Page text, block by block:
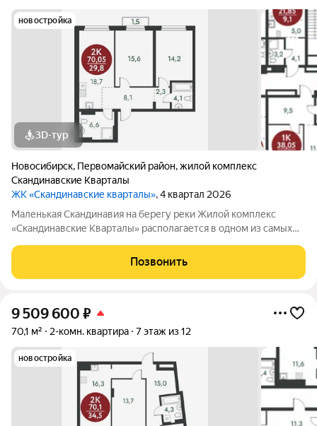
новостройка
3D-тур
Новосибирск, Первомайский район,жилой комплекс
Скандинавские Кварталы
ЖК «Скандинавские кварталы», 4 квартал 2026
Маленькая Скандинавия на берегу реки Жилой комплекс
«Скандинавские Кварталы» располагается в одном из самых
за ней открываются прекрасные виды на холмы и нетронутую
природу. Уникальная
Позвонить
9 509 600 ₽
70,1 м² 2-комн. квартира 7 этаж из 12
новостройка